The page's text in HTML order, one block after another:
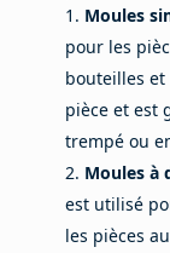
Moules
pour les
bouteilles et
pièce et est
trempé ou
Moules à
est utilisé
les pièces